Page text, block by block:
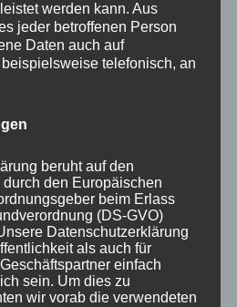
Umfragen
werden kann. Aus
jeder betroffenen Person
Daten auch auf
telefonisch, an
beruht auf den
den Europäischen
beim Erlass
(DS-GVO)
Datenschutzerklärung
als auch für
einfach
sein. Um dies zu
wir vorab die verwendeten